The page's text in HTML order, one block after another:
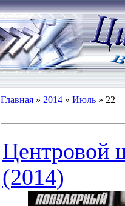
Главная » 2014 » Июль » 22
Центровой
(2014)